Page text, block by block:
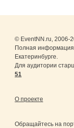
© EventNN.ru, 2006-
Полная информация
Екатеринбурге.
Для аудитории
51
О проекте
Обращайтесь на